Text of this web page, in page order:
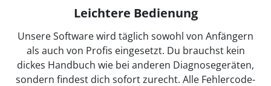
Leichtere Bedienung
Unsere Software wird täglich sowohl von Anfängern
als auch von Profis eingesetzt. Du brauchst kein
dickes Handbuch wie bei anderen Diagnosegeräten,
sondern findest dich sofort zurecht. Alle Fehlercode-